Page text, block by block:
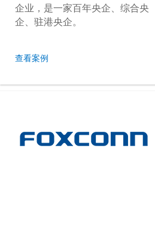
企业，是一家百年央企、综合央
企、驻港央企。
查看案例